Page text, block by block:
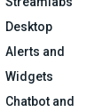
Desktop
Alerts and
Widgets
Chatbot and